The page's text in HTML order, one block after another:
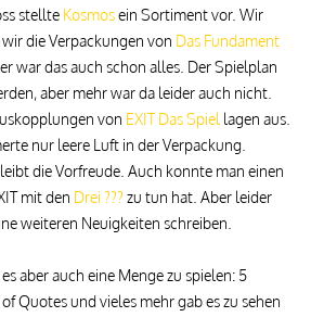
stellte Kosmosein Sortiment vor. Wir
die Verpackungen von Das Fundament
war das auch schon alles. Der Spielplan
aber mehr war da leider auch nicht.
von EXIT Das Spiel lagen aus.
nur leere Luft in der Verpackung.
die Vorfreude. Auch konnte man einen
mit den Drei ??? zu tun hat. Aber leider
weiteren Neuigkeiten schreiben.
aber auch eine Menge zu spielen: 5
Quotes und vieles mehr gab es zu sehen